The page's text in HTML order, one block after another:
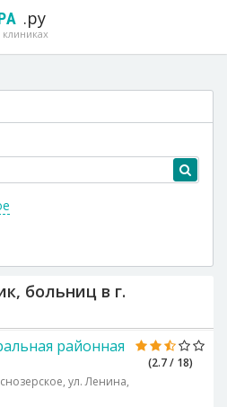
.ру
больниц в г.
(2.7 / 18)
районная
ул. Ленина,